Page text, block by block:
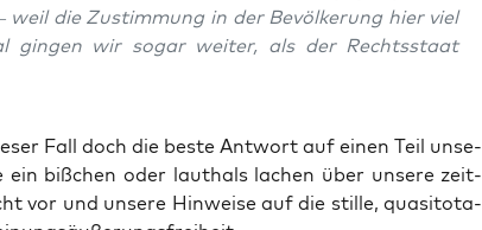
weil die Zustim­mung in der Bevöl­ke­rung hier viel
gin­gen wir sogar wei­ter, als der Rechts­staat
Fall doch die bes­te Ant­wort auf einen Teil unse­
ein biß­chen oder laut­hals lachen über unse­re zeit­
vor und unse­re Hin­wei­se auf die stil­le, qua­si­to­ta­